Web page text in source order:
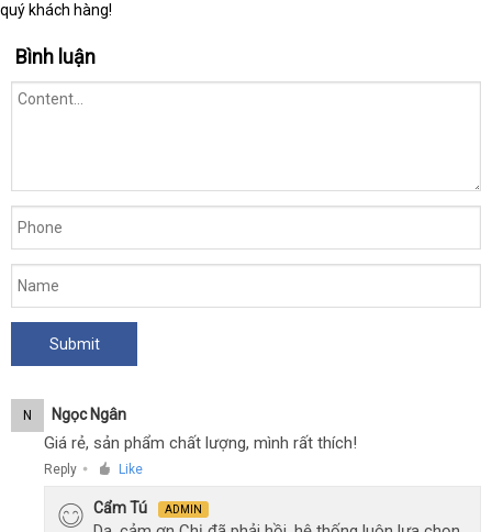
quý khách hàng!
Bình luận
N Ngọc Ngân
Giá rẻ, sản phẩm chất lượng, mình rất thích!
Reply ● Like
Cẩm Tú ADMIN